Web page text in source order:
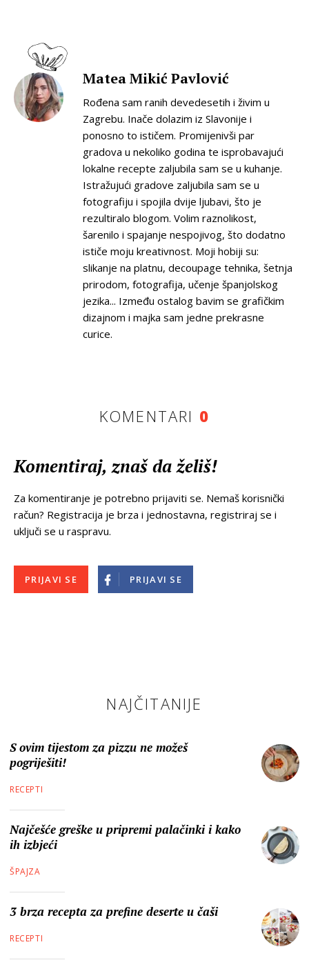
Matea Mikić Pavlović
Rođena sam ranih devedesetih i živim u
Zagrebu. Inače dolazim iz Slavonije i
ponosno to ističem. Promijenivši par
gradova u nekoliko godina te isprobavajući
lokalne recepte zaljubila sam se u kuhanje.
Istražujući gradove zaljubila sam se u
fotografiju i spojila dvije ljubavi, što je
rezultiralo blogom. Volim raznolikost,
šarenilo i spajanje nespojivog, što dodatno
ističe moju kreativnost. Moji hobiji su:
slikanje na platnu, decoupage tehnika, šetnja
prirodom, fotografija, učenje španjolskog
jezika... Između ostalog bavim se grafičkim
dizajnom i majka sam jedne prekrasne
curice.
KOMENTARI 0
Komentiraj, znaš da želiš!
Za komentiranje je potrebno prijaviti se. Nemaš korisnički
račun? Registracija je brza i jednostavna, registriraj se i
uključi se u raspravu.
PRIJAVI SE PRIJAVI SE
NAJČITANIJE
S ovim tijestom za pizzu ne možeš
pogriješiti!
RECEPTI
Najčešće greške u pripremi palačinki i kako
ih izbjeći
ŠPAJZA
3 brza recepta za prefine deserte u čaši
RECEPTI